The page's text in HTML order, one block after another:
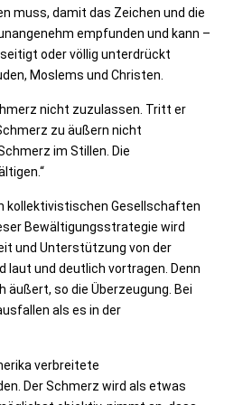
muss, damit das Zeichen und die
empfunden und kann –
oder völlig unterdrückt
Moslems und Christen.
nicht zuzulassen. Tritt er
zu äußern nicht
im Stillen. Die
kollektivistischen Gesellschaften
Bewältigungsstrategie wird
und Unterstützung von der
laut und deutlich vortragen. Denn
so die Überzeugung. Bei
als es in der
verbreitete
Der Schmerz wird als etwas